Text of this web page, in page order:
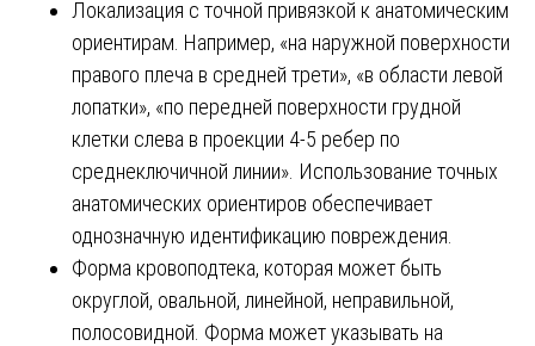
Локализация с точной привязкой к анатомическим
ориентирам. Например, «на наружной поверхности
правого плеча в средней трети», «в области левой
лопатки», «по передней поверхности грудной
клетки слева в проекции 4-5 ребер по
среднеключичной линии». Использование точных
анатомических ориентиров обеспечивает
однозначную идентификацию повреждения.
Форма кровоподтека, которая может быть
округлой, овальной, линейной, неправильной,
полосовидной. Форма может указывать на